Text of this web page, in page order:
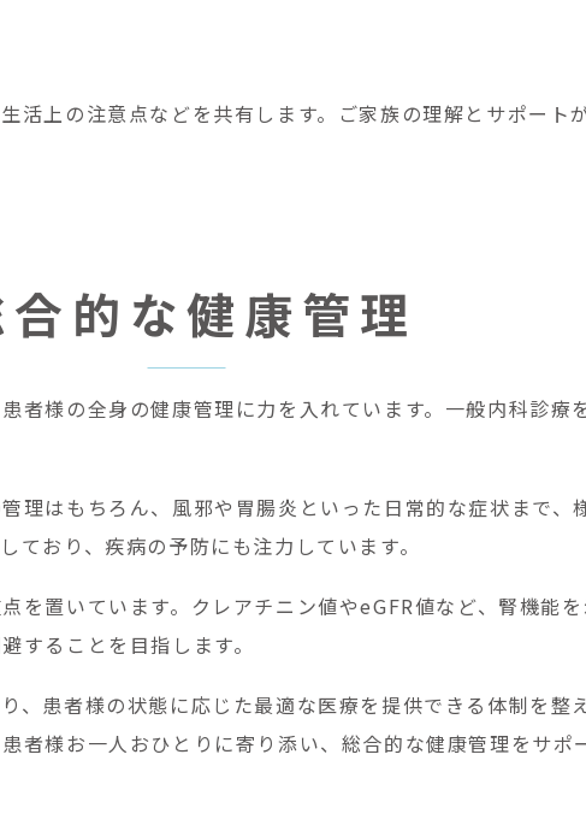
活上の注意点などを共有します。ご家族の理解とサポート
的な健康管理
者様の全身の健康管理に力を入れています。一般内科診療
理はもちろん、風邪や胃腸炎といった日常的な症状まで、
おり、疾病の予防にも注力しています。
を置いています。クレアチニン値やeGFR値など、腎機能
することを目指します。
、患者様の状態に応じた最適な医療を提供できる体制を整
者様お一人おひとりに寄り添い、総合的な健康管理をサポ